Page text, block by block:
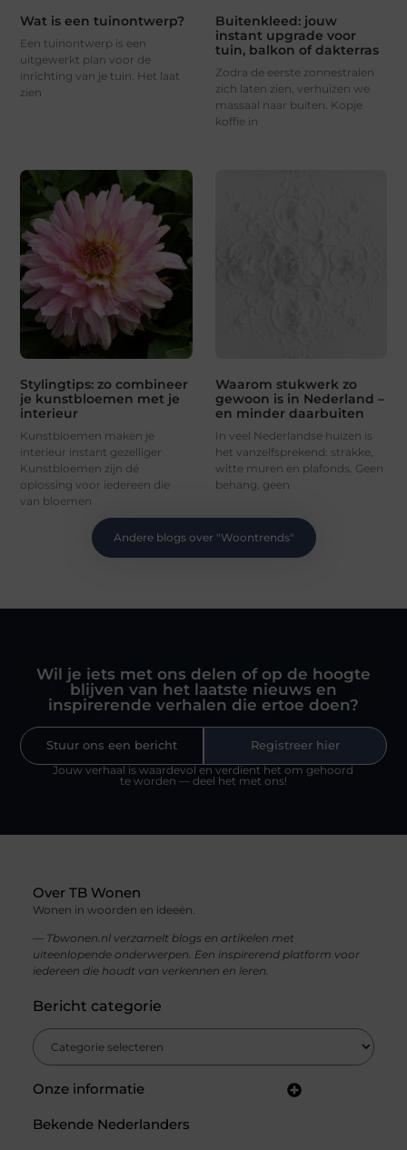
Wat is een tuinontwerp?
Een tuinontwerp is een
uitgewerkt plan voor de
inrichting van je tuin. Het laat
zien
Buitenkleed: jouw
instant upgrade voor
tuin, balkon of dakterras
Zodra de eerste zonnestralen
zich laten zien, verhuizen we
massaal naar buiten. Kopje
koffie in
Stylingtips: zo combineer
je kunstbloemen met je
interieur
Kunstbloemen maken je
interieur instant gezelliger
Kunstbloemen zijn dé
oplossing voor iedereen die
van bloemen
Waarom stukwerk zo
gewoon is in Nederland –
en minder daarbuiten
In veel Nederlandse huizen is
het vanzelfsprekend: strakke,
witte muren en plafonds. Geen
behang, geen
Andere blogs over "Woontrends"
Wil je iets met ons delen of op de hoogte
blijven van het laatste nieuws en
inspirerende verhalen die ertoe doen?
Stuur ons een bericht
Registreer hier
Jouw verhaal is waardevol en verdient het om gehoord
te worden — deel het met ons!
Over TB Wonen
Wonen in woorden en ideeën.
— Tbwonen.nl verzamelt blogs en artikelen met
uiteenlopende onderwerpen. Een inspirerend platform voor
iedereen die houdt van verkennen en leren.
Bericht categorie
Onze informatie
Bekende Nederlanders